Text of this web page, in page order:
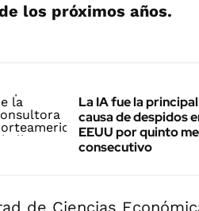
los próximos años.
La IA fue la principal
causa de despidos
EEUU por quinto
consecutivo